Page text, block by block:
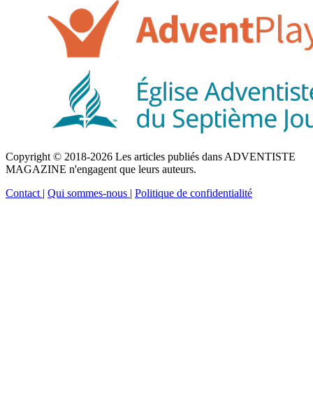
Copyright © 2018-2026 Les articles publiés dans ADVENTISTE
MAGAZINE n'engagent que leurs auteurs.
Contact | Qui sommes-nous | Politique de confidentialité